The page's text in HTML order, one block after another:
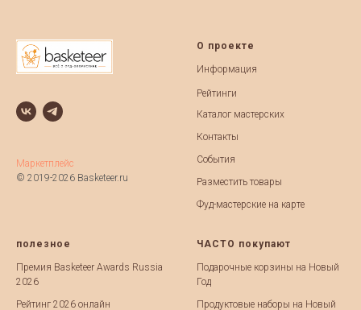
Маркетплейс
© 2019-2026 Basketeer.ru
О проекте
Информация
Рейтинги
Каталог мастерских
Контакты
События
Разместить товары
Фуд-мастерские на карте
полезное
Премия Basketeer Awards Russia
2026
Рейтинг 2026 онлайн
ЧАСТО покупают
Подарочные корзины на Новый
Год
Продуктовые наборы на Новый